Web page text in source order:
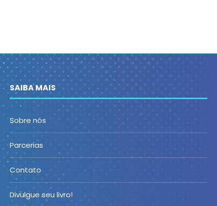
SAIBA MAIS
Sobre nós
Parcerias
Contato
Divulgue seu livro!